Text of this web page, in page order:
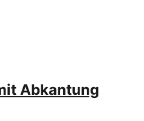
Abkantung